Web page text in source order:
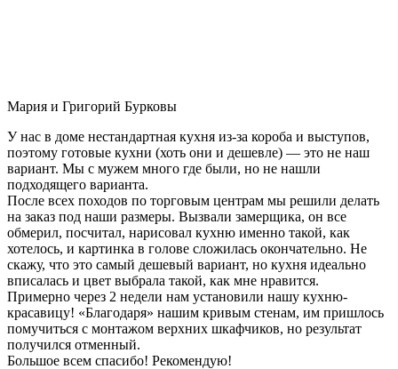
Мария и Григорий Бурковы
У нас в доме нестандартная кухня из-за короба и выступов,
поэтому готовые кухни (хоть они и дешевле) — это не наш
вариант. Мы с мужем много где были, но не нашли
подходящего варианта.
После всех походов по торговым центрам мы решили делать
на заказ под наши размеры. Вызвали замерщика, он все
обмерил, посчитал, нарисовал кухню именно такой, как
хотелось, и картинка в голове сложилась окончательно. Не
скажу, что это самый дешевый вариант, но кухня идеально
вписалась и цвет выбрала такой, как мне нравится.
Примерно через 2 недели нам установили нашу кухню-
красавицу! «Благодаря» нашим кривым стенам, им пришлось
помучиться с монтажом верхних шкафчиков, но результат
получился отменный.
Большое всем спасибо! Рекомендую!